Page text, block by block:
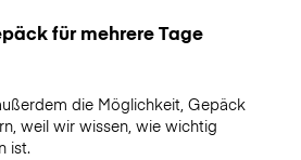
für mehrere Tage
die Möglichkeit, Gepäck
weil wir wissen, wie wichtig
ist.